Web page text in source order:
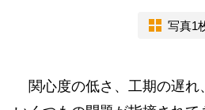
写真1
関心度の低さ、工期の遅れ